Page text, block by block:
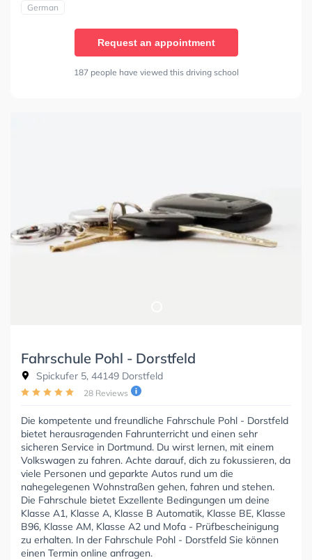
German
Request an appointment
187 people have viewed this driving school
Fahrschule Pohl - Dorstfeld
Spickufer 5, 44149 Dorstfeld
28 Reviews
Die kompetente und freundliche Fahrschule Pohl - Dorstfeld
bietet herausragenden Fahrunterricht und einen sehr
sicheren Service in Dortmund. Du wirst lernen, mit einem
Volkswagen zu fahren. Achte darauf, dich zu fokussieren, da
viele Personen und geparkte Autos rund um die
nahegelegenen Wohnstraßen gehen, fahren und stehen.
Die Fahrschule bietet Exzellente Bedingungen um deine
Klasse A1, Klasse A, Klasse B Automatik, Klasse BE, Klasse
B96, Klasse AM, Klasse A2 und Mofa - Prüfbescheinigung
zu erhalten. In der Fahrschule Pohl - Dorstfeld Sie können
einen Termin online anfragen.